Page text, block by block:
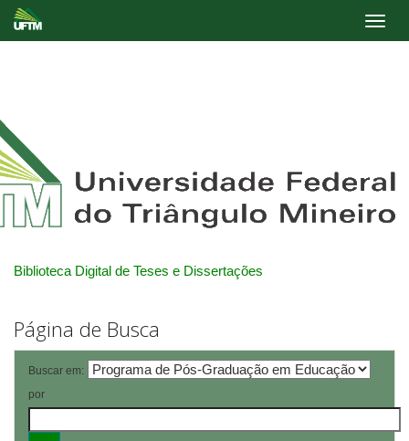
Biblioteca Digital de Teses e Dissertações
Página de Busca
Buscar em:
por